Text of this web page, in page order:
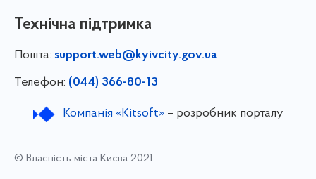
Технічна підтримка
Пошта: support.web@kyivcity.gov.ua
Телефон: (044) 366-80-13
Компанія «Kitsoft»– розробник порталу
© Власність міста Києва 2021